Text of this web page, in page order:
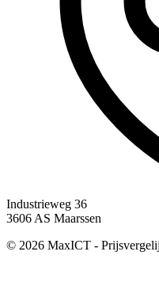
Industrieweg 36
3606 AS Maarssen
© 2026 MaxICT -